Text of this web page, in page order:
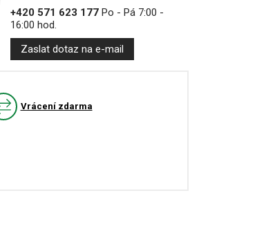
+420 571 623 177Po - Pá 7:00 -
16:00 hod.
Zaslat dotaz na e-mail
Vrácení zdarma